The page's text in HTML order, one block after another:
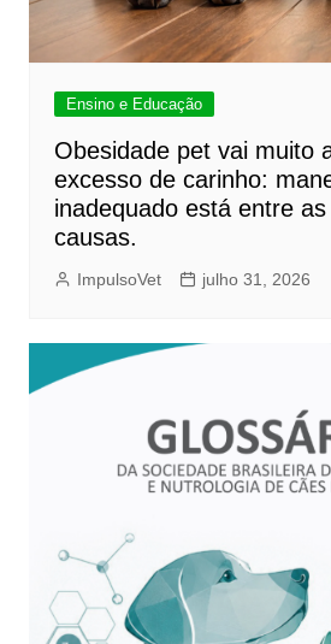
Ensino e Educação
Obesidade pet vai muito
excesso de carinho:
inadequado está entre
causas.
ImpulsoVet julho 31, 2026